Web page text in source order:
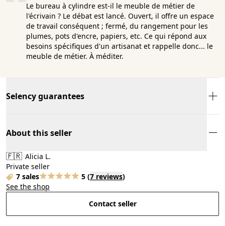
Le bureau à cylindre est-il le meuble de métier de
l'écrivain ? Le débat est lancé. Ouvert, il offre un espace
de travail conséquent ; fermé, du rangement pour les
plumes, pots d'encre, papiers, etc. Ce qui répond aux
besoins spécifiques d'un artisanat et rappelle donc... le
meuble de métier. À méditer.
Selency guarantees
About this seller
🇫🇷 Alicia L.
Private seller
7 sales
5 (7 reviews)
See the shop
Contact seller